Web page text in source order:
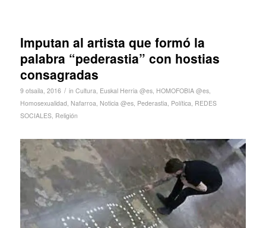
Imputan al artista que formó la
palabra “pederastia” con hostias
consagradas
9 otsaila, 2016 / in Cultura, Euskal Herria @es, HOMOFOBIA @es,
Homosexualidad, Nafarroa, Noticia @es, Pederastia, Política, REDES
SOCIALES, Religión